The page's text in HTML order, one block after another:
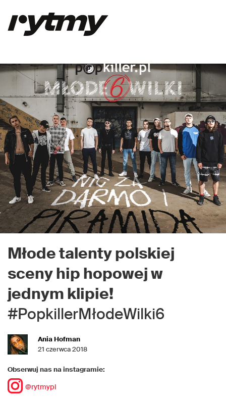
Młode talenty polskiej
sceny hip hopowej w
jednym klipie!
#PopkillerMłodeWilki6
Ania Hofman
21 czerwca 2018
Obserwuj nas na instagramie:
@rytmypl